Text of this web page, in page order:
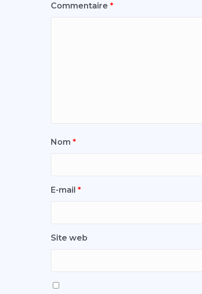
Commentaire *
Nom *
E-mail *
Site web